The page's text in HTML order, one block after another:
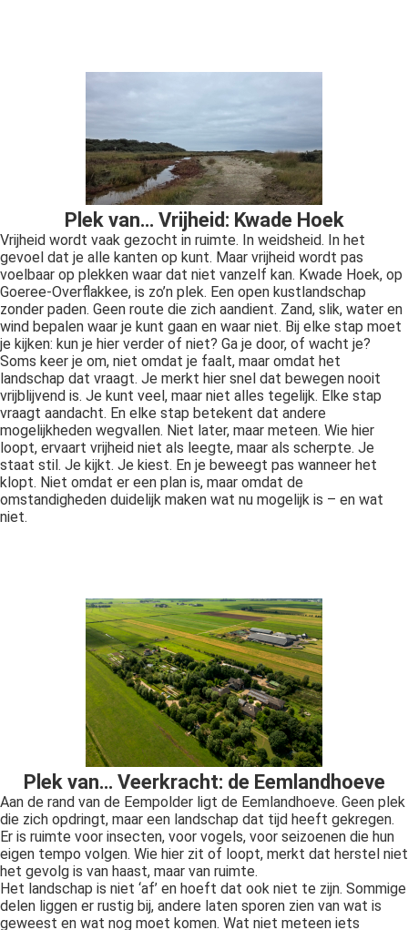
Plek van… Vrijheid: Kwade Hoek
Vrijheid wordt vaak gezocht in ruimte. In weidsheid. In het
gevoel dat je alle kanten op kunt. Maar vrijheid wordt pas
voelbaar op plekken waar dat niet vanzelf kan. Kwade Hoek, op
Goeree-Overflakkee, is zo’n plek. Een open kustlandschap
zonder paden. Geen route die zich aandient. Zand, slik, water en
wind bepalen waar je kunt gaan en waar niet. Bij elke stap moet
je kijken: kun je hier verder of niet? Ga je door, of wacht je?
Soms keer je om, niet omdat je faalt, maar omdat het
landschap dat vraagt. Je merkt hier snel dat bewegen nooit
vrijblijvend is. Je kunt veel, maar niet alles tegelijk. Elke stap
vraagt aandacht. En elke stap betekent dat andere
mogelijkheden wegvallen. Niet later, maar meteen. Wie hier
loopt, ervaart vrijheid niet als leegte, maar als scherpte. Je
staat stil. Je kijkt. Je kiest. En je beweegt pas wanneer het
klopt. Niet omdat er een plan is, maar omdat de
omstandigheden duidelijk maken wat nu mogelijk is – en wat
niet.
Plek van… Veerkracht: de Eemlandhoeve
Aan de rand van de Eempolder ligt de Eemlandhoeve. Geen plek
die zich opdringt, maar een landschap dat tijd heeft gekregen.
Er is ruimte voor insecten, voor vogels, voor seizoenen die hun
eigen tempo volgen. Wie hier zit of loopt, merkt dat herstel niet
het gevolg is van haast, maar van ruimte.
Het landschap is niet ‘af’ en hoeft dat ook niet te zijn. Sommige
delen liggen er rustig bij, andere laten sporen zien van wat is
geweest en wat nog moet komen. Wat niet meteen iets